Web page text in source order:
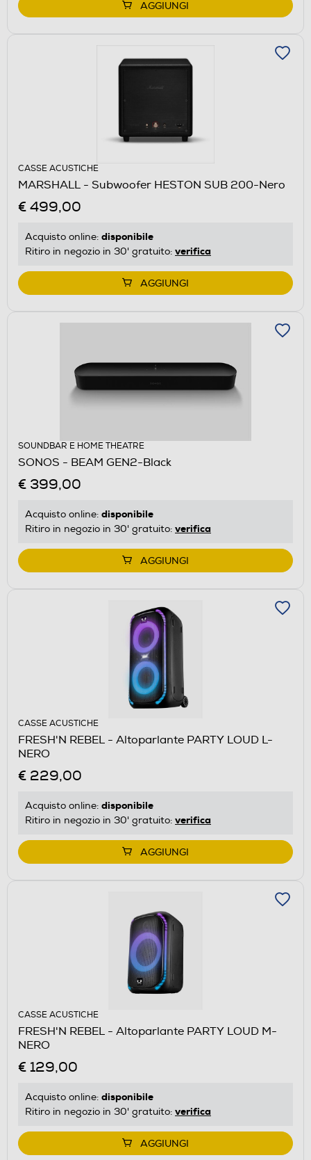
AGGIUNGI
CASSE ACUSTICHE
MARSHALL - Subwoofer HESTON SUB 200-Nero
€ 499,00
Acquisto online: disponibile
Ritiro in negozio in 30' gratuito: verifica
AGGIUNGI
SOUNDBAR E HOME THEATRE
SONOS - BEAM GEN2-Black
€ 399,00
Acquisto online: disponibile
Ritiro in negozio in 30' gratuito: verifica
AGGIUNGI
CASSE ACUSTICHE
FRESH'N REBEL - Altoparlante PARTY LOUD L-
NERO
€ 229,00
Acquisto online: disponibile
Ritiro in negozio in 30' gratuito: verifica
AGGIUNGI
CASSE ACUSTICHE
FRESH'N REBEL - Altoparlante PARTY LOUD M-
NERO
€ 129,00
Acquisto online: disponibile
Ritiro in negozio in 30' gratuito: verifica
AGGIUNGI